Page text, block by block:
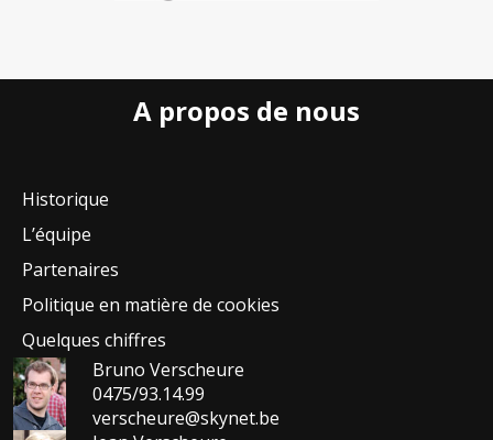
A propos de nous
Historique
L’équipe
Partenaires
Politique en matière de cookies
Quelques chiffres
Bruno Verscheure
0475/93.14.99
verscheure@skynet.be